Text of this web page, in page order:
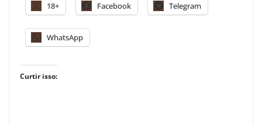
18+ Facebook Telegram
WhatsApp
Curtir isso: